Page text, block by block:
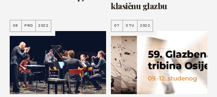
klasičnu glazbu
09 PRO 2022 07 STU 2022